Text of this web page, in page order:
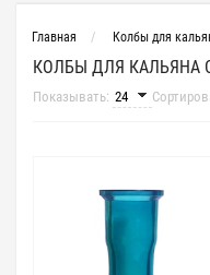
Главная Колбы для
КОЛБЫ ДЛЯ КАЛЬЯНА
Показывать: